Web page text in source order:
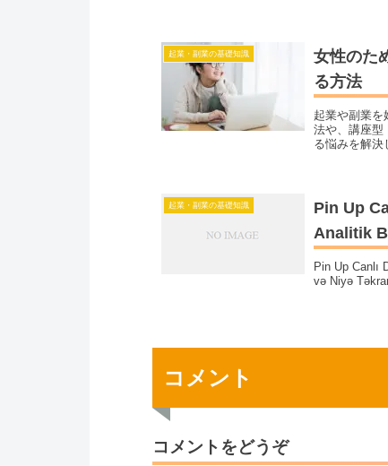
起業・副業の基礎知識
女性のた
る方法
起業や副業を
法や、講座型
る悩みを解決
起業・副業の基礎知識
Pin Up
Analitik
Pin Up Canlı
və Niyə
コメント
コメントをどうぞ